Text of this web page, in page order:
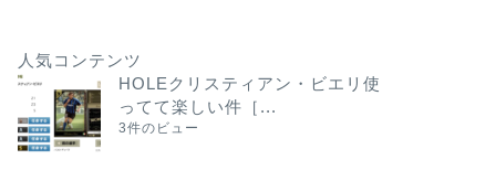
人気コンテンツ
HOLEクリスティアン・ビエリ使
ってて楽しい件［...
3件のビュー